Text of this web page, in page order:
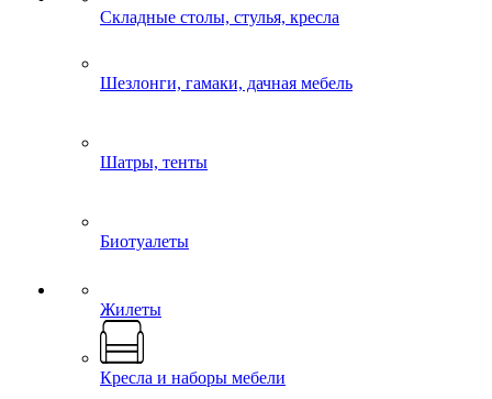
Складные столы, стулья, кресла
Шезлонги, гамаки, дачная мебель
Шатры, тенты
Биотуалеты
Жилеты
Кресла и наборы мебели